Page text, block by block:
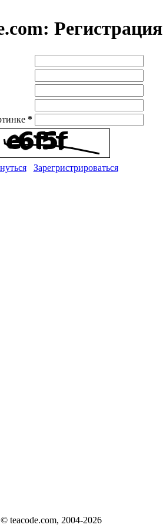
Регистрация
*
Зарегристрироваться
© teacode.com, 2004-2026